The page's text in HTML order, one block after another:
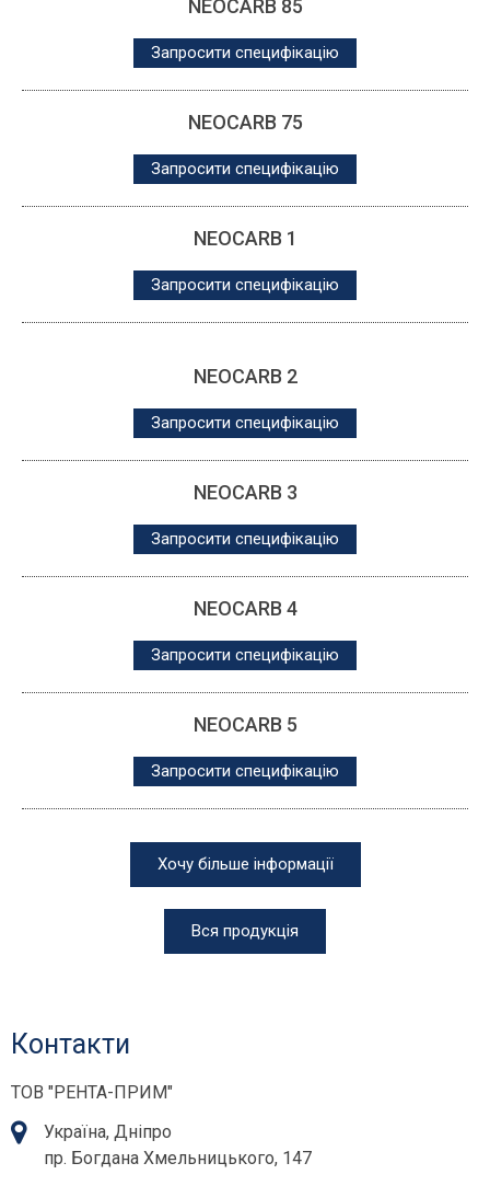
NEOCARB 85
Запросити специфікацію
NEOCARB 75
Запросити специфікацію
NEOCARB 1
Запросити специфікацію
NEOCARB 2
Запросити специфікацію
NEOCARB 3
Запросити специфікацію
NEOCARB 4
Запросити специфікацію
NEOCARB 5
Запросити специфікацію
Хочу більше інформації
Вся продукція
Контакти
ТОВ "РЕНТА-ПРИМ"
Україна, Дніпро
пр. Богдана Хмельницького, 147